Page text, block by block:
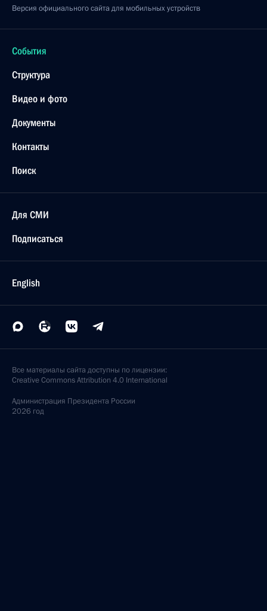
Версия официального сайта для мобильных устройств
События
Структура
Видео и фото
Документы
Контакты
Поиск
Для СМИ
Подписаться
English
Все материалы сайта доступны по лицензии:
Creative Commons Attribution 4.0 International
Администрация Президента России
2026 год